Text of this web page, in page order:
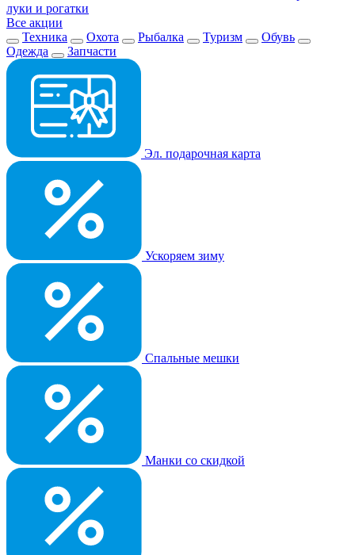
луки и рогатки
Все акции
Техника
Охота Рыбалка Туризм
Обувь
Одежда
Запчасти
Эл. подарочная карта
Ускоряем зиму
Спальные мешки
Манки со скидкой